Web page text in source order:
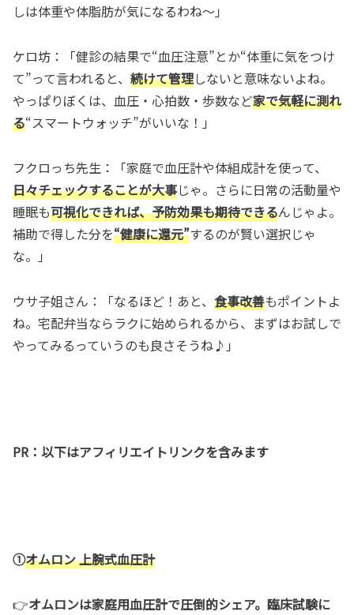
しは体重や体脂肪が気になるわね～」
ケロ坊：「健診の結果で“血圧注意”とか“体重に気をつけ
て”って言われると、 続けて管理しないと意味ないよね。
やっぱりぼくは、血圧・心拍数・歩数など家で気軽に測れ
る“スマートウォッチ”がいいな！」
フクロっち先生：「家庭で血圧計や体組成計を使って、
日々チェックすることが大事じゃ。さらに日常の活動量や
睡眠も可視化できれば、予防効果も期待できるんじゃよ。
補助で得した分を“健康に還元”するのが賢い選択じゃ
な。」
ウサ子姐さん：「なるほど！あと、 食事改善もポイントよ
ね。宅配弁当ならラクに始められるから、まずはお試しで
やってみるっていうのも良さそうね♪」
PR：以下はアフィリエイトリンクを含みます
①オムロン 上腕式血圧計
👉オムロンは家庭用血圧計で圧倒的シェア。臨床試験に